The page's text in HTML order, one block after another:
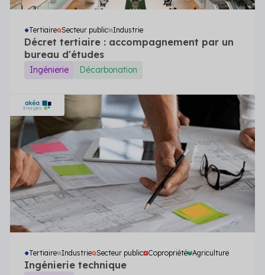
Tertiaire Secteur public Industrie
Décret tertiaire : accompagnement par un
bureau d'études
Ingénierie Décarbonation
Tertiaire Industrie Secteur public Copropriété Agriculture
Ingénierie technique